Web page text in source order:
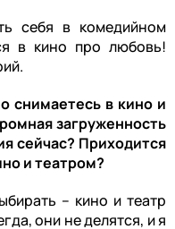
себя в комедийном
в кино про любовь!
снимаетесь в кино и
загруженность
сейчас? Приходится
и театром?
– кино и театр
они не делятся, и я